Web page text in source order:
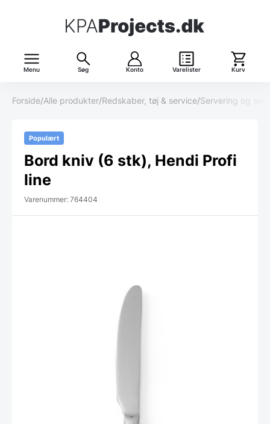
Menu Søg Konto Varelister Kurv
Forside/Alle produkter/Redskaber, tøj & service/Servering og
Populært
Bord kniv (6 stk), Hendi Profi
line
Varenummer: 764404